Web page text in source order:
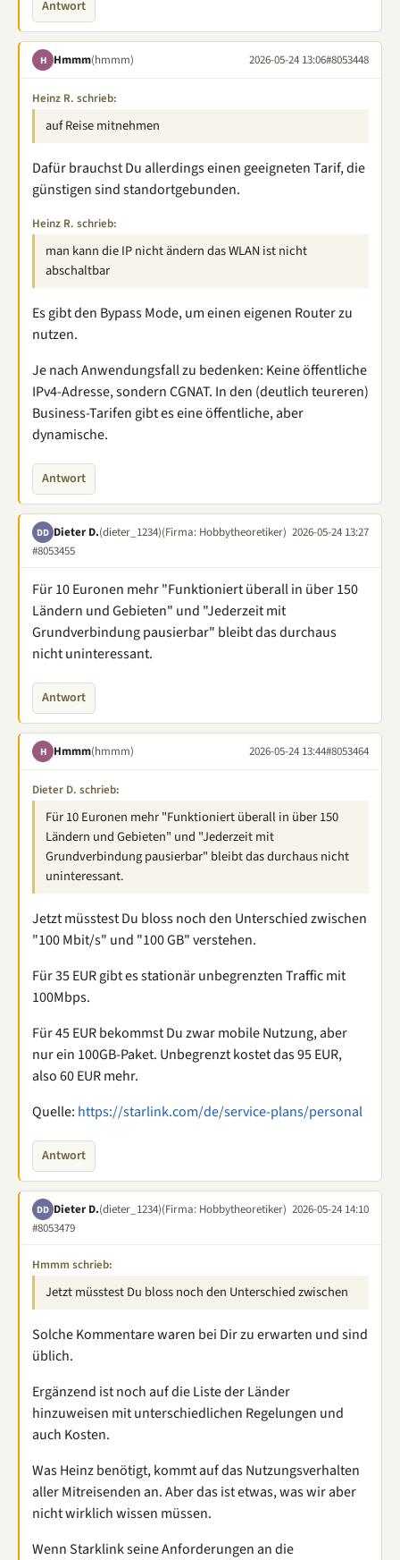
Antwort
H Hmmm(hmmm) 2026-05-24 13:06#8053448
Heinz R. schrieb:
auf Reise mitnehmen
Dafür brauchst Du allerdings einen geeigneten Tarif, die
günstigen sind standortgebunden.
Heinz R. schrieb:
man kann die IP nicht ändern das WLAN ist nicht
abschaltbar
Es gibt den Bypass Mode, um einen eigenen Router zu
nutzen.
Je nach Anwendungsfall zu bedenken: Keine öffentliche
IPv4-Adresse, sondern CGNAT. In den (deutlich teureren)
Business-Tarifen gibt es eine öffentliche, aber
dynamische.
Antwort
DD Dieter D.(dieter_1234)(Firma: Hobbytheoretiker) 2026-05-24 13:27
#8053455
Für 10 Euronen mehr "Funktioniert überall in über 150
Ländern und Gebieten" und "Jederzeit mit
Grundverbindung pausierbar" bleibt das durchaus
nicht uninteressant.
Antwort
H Hmmm(hmmm) 2026-05-24 13:44#8053464
Dieter D. schrieb:
Für 10 Euronen mehr "Funktioniert überall in über 150
Ländern und Gebieten" und "Jederzeit mit
Grundverbindung pausierbar" bleibt das durchaus nicht
uninteressant.
Jetzt müsstest Du bloss noch den Unterschied zwischen
"100 Mbit/s" und "100 GB" verstehen.
Für 35 EUR gibt es stationär unbegrenzten Traffic mit
100Mbps.
Für 45 EUR bekommst Du zwar mobile Nutzung, aber
nur ein 100GB-Paket. Unbegrenzt kostet das 95 EUR,
also 60 EUR mehr.
Quelle: https://starlink.com/de/service-plans/personal
Antwort
DD Dieter D.(dieter_1234)(Firma: Hobbytheoretiker) 2026-05-24 14:10
#8053479
Hmmm schrieb:
Jetzt müsstest Du bloss noch den Unterschied zwischen
Solche Kommentare waren bei Dir zu erwarten und sind
üblich.
Ergänzend ist noch auf die Liste der Länder
hinzuweisen mit unterschiedlichen Regelungen und
auch Kosten.
Was Heinz benötigt, kommt auf das Nutzungsverhalten
aller Mitreisenden an. Aber das ist etwas, was wir aber
nicht wirklich wissen müssen.
Wenn Starklink seine Anforderungen an die